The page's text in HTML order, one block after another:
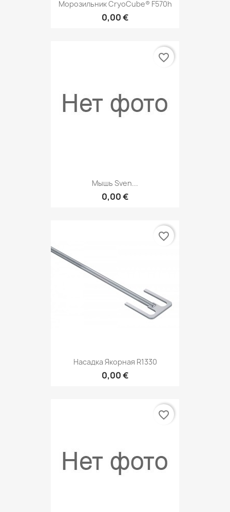
Морозильник CryoCube® F570h
0,00 €
Мышь Sven...
0,00 €
favorite_border
Насадка Якорная R1330
0,00 €
favorite_border
favorite_border